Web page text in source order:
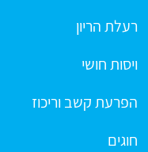
רעלת הריון
ויסות חושי
הפרעת קשב וריכוז
חוגים